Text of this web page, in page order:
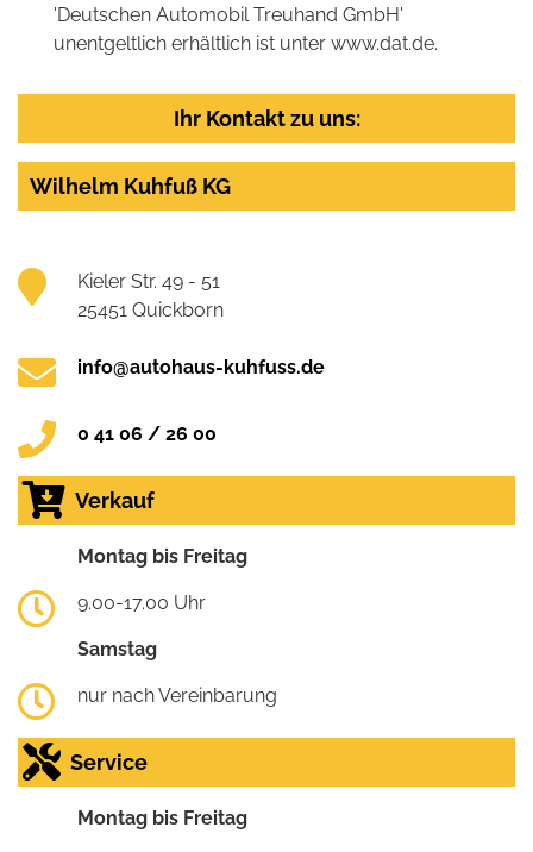
'Deutschen Automobil Treuhand GmbH'
unentgeltlich erhältlich ist unter www.dat.de.
Ihr Kontakt zu uns:
Wilhelm Kuhfuß KG
Kieler Str. 49 - 51
25451 Quickborn
info@autohaus-kuhfuss.de
0 41 06 / 26 00
Verkauf
Montag bis Freitag
9.00-17.00 Uhr
Samstag
nur nach Vereinbarung
Service
Montag bis Freitag